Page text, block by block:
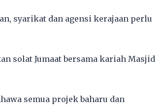
syarikat dan agensi kerajaan perlu
solat Jumaat bersama kariah Masjid
semua projek baharu dan